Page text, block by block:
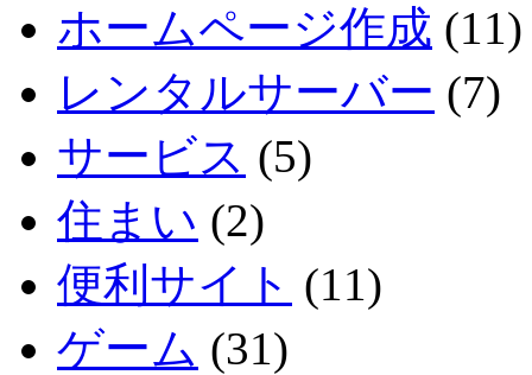
ホームページ作成 (11)
レンタルサーバー (7)
サービス (5)
住まい (2)
便利サイト (11)
ゲーム (31)